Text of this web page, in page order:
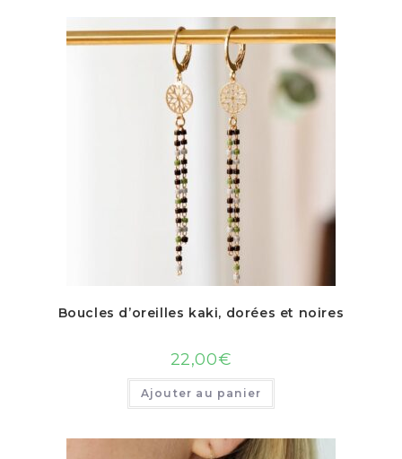
Boucles d’oreilles kaki, dorées et noires
22,00€
Ajouter au panier